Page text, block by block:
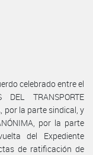
celebrado entre el
TRANSPORTE
por la parte sindical, y
por la parte
del Expediente
de ratificación de